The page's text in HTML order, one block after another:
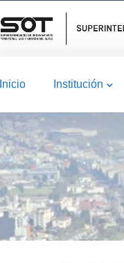
Inicio Institución